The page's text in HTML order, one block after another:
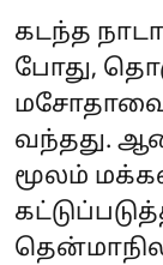
கடந்த
போது,
மசோதாவை
வந்தது.
மூலம்